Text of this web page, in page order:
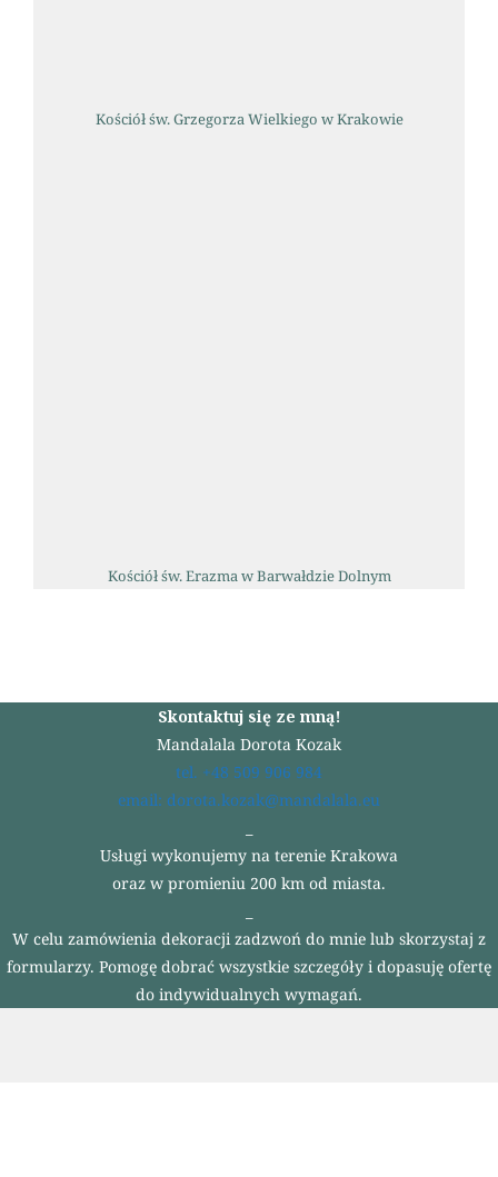
Kościół św. Grzegorza Wielkiego w Krakowie
Kościół św. Erazma w Barwałdzie Dolnym
Skontaktuj się ze mną!
Mandalala Dorota Kozak
tel. +48 509 906 984
email: dorota.kozak@mandalala.eu
Usługi wykonujemy na terenie Krakowa
oraz w promieniu 200 km od miasta.
W celu zamówienia dekoracji zadzwoń do mnie lub skorzystaj z
formularzy. Pomogę dobrać wszystkie szczegóły i dopasuję ofertę
do indywidualnych wymagań.